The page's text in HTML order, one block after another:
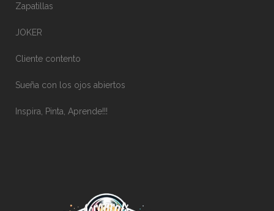
Zapatillas
JOKER
Cliente contento
Sueña con los ojos abiertos
Inspira, Pinta, Aprende!!!